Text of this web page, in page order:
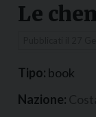
Le
Tipo: book
Nazione: